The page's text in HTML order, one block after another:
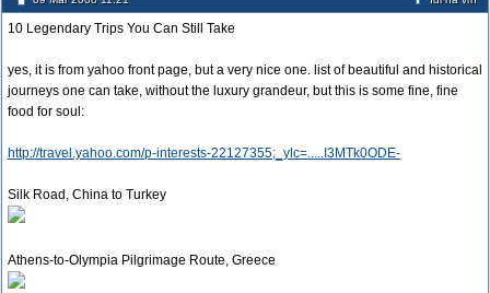
10 Legendary Trips You Can Still Take
yes, it is from yahoo front page, but a very nice one. list of beautiful and historical
journeys one can take, without the luxury grandeur, but this is some fine, fine
food for soul:
http://travel.yahoo.com/p-interests-22127355;_ylc=.....I3MTk0ODE-
Silk Road, China to Turkey
Athens-to-Olympia Pilgrimage Route, Greece